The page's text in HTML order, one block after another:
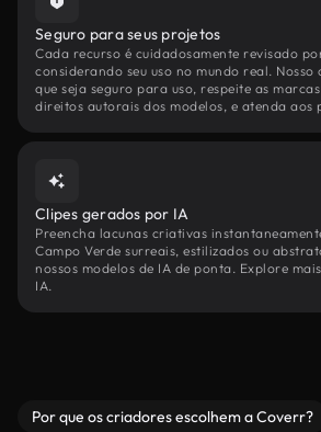
Seguro para seus projetos
Cada recurso é cuidadosamente revisado
considerando seu uso no mundo real.
que seja seguro para uso, respeite as
direitos autorais dos modelos, e atenda aos
Clipes gerados por IA
Preencha lacunas criativas
Campo Verde surreais, estilizados ou
nossos modelos de IA de ponta. Explore
IA.
Por que os criadores escolhem a Coverr?